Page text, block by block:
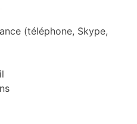
(téléphone, Skype,